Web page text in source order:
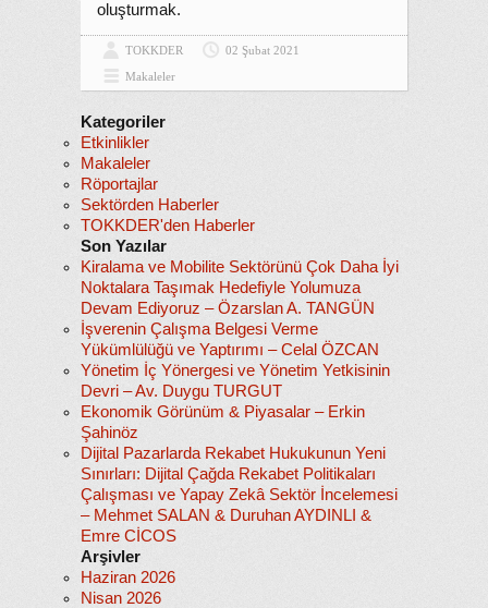
oluşturmak.
TOKKDER
02 Şubat 2021
Makaleler
Kategoriler
Etkinlikler
Makaleler
Röportajlar
Sektörden Haberler
TOKKDER'den Haberler
Son Yazılar
Kiralama ve Mobilite Sektörünü Çok Daha İyi
Noktalara Taşımak Hedefiyle Yolumuza
Devam Ediyoruz – Özarslan A. TANGÜN
İşverenin Çalışma Belgesi Verme
Yükümlülüğü ve Yaptırımı – Celal ÖZCAN
Yönetim İç Yönergesi ve Yönetim Yetkisinin
Devri – Av. Duygu TURGUT
Ekonomik Görünüm & Piyasalar – Erkin
Şahinöz
Dijital Pazarlarda Rekabet Hukukunun Yeni
Sınırları: Dijital Çağda Rekabet Politikaları
Çalışması ve Yapay Zekâ Sektör İncelemesi
– Mehmet SALAN & Duruhan AYDINLI &
Emre CİCOS
Arşivler
Haziran 2026
Nisan 2026